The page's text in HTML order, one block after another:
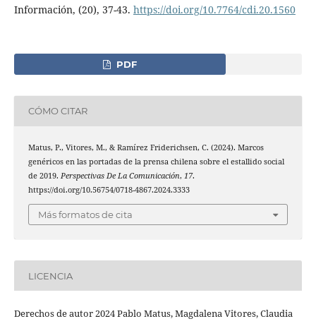
Información, (20), 37-43. https://doi.org/10.7764/cdi.20.1560
PDF
CÓMO CITAR
Matus, P., Vitores, M., & Ramírez Friderichsen, C. (2024). Marcos
genéricos en las portadas de la prensa chilena sobre el estallido social
de 2019. Perspectivas De La Comunicación, 17.
https://doi.org/10.56754/0718-4867.2024.3333
Más formatos de cita
LICENCIA
Derechos de autor 2024 Pablo Matus, Magdalena Vitores, Claudia